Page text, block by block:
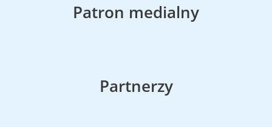
Patron medialny
Partnerzy